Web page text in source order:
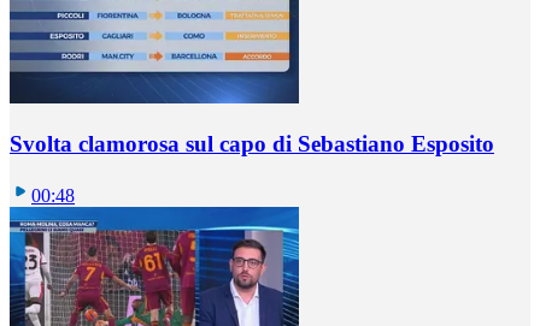
Svolta clamorosa sul capo di Sebastiano Esposito
00:48